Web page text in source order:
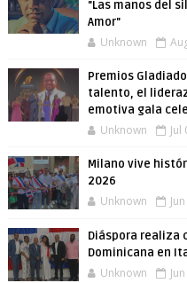
"Las manos del
Amor"
Unknown
Premios
talento, el
emotiva gala
Unknown Jul
Milano vive
2026
Unknown
Diáspora realiza
Dominicana en
Unknown